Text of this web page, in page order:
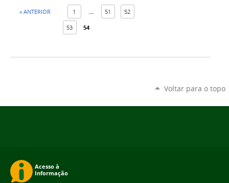
« ANTERIOR 1 ... 51 52
53 54
Voltar para o topo